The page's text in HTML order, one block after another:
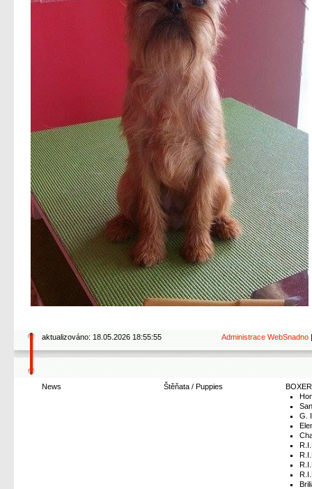
Administrace WebSnadno
aktualizováno: 18.05.2026 18:55:55
News Štěňata / Puppies
BOXER
G.